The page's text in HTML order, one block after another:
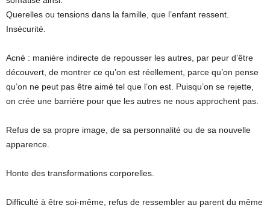
Querelles ou tensions dans la famille, que l’enfant ressent.
Insécurité.
Acné : manière indirecte de repousser les autres, par peur d’être
découvert, de montrer ce qu’on est réellement, parce qu’on pense
qu’on ne peut pas être aimé tel que l’on est. Puisqu’on se rejette,
on crée une barrière pour que les autres ne nous approchent pas.
Refus de sa propre image, de sa personnalité ou de sa nouvelle
apparence.
Honte des transformations corporelles.
Difficulté à être soi-même, refus de ressembler au parent du même